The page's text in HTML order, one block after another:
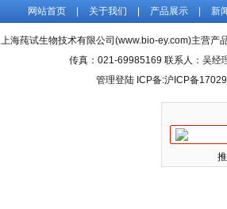
网站首页 关于我们 产品展示 新
上海莼试生物技术有限公司(www.bio-ey.com)主营产
传真：021-69985169 联系人：吴经
管理登陆 ICP备:沪ICP备